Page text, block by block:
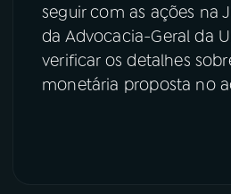
seguir com as ações na
da Advocacia-Geral da
verificar os detalhes
monetária proposta no